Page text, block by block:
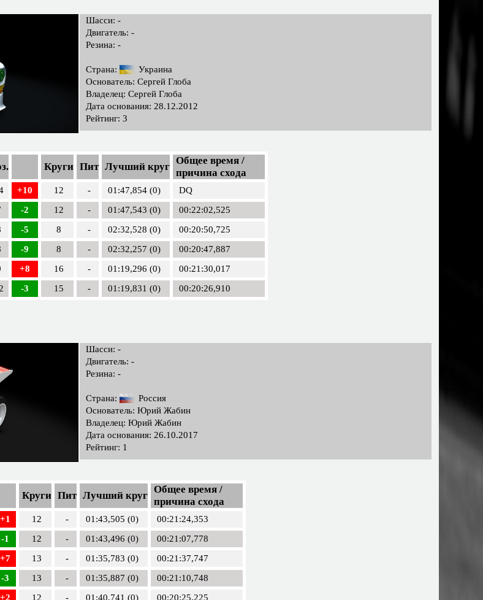
Шасси: -
Двигатель: -
Резина: -
Страна:
Украина
Основатель: Сергей Глоба
Владелец: Сергей Глоба
Дата основания: 28.12.2012
Рейтинг: 3
Круги Пит Лучший круг
Общее время /
причина схода
+10 12 - 01:47,854 (0)
DQ
-2 12 - 01:47,543 (0)
00:22:02,525
-5 8 - 02:32,528 (0)
00:20:50,725
-9 8 - 02:32,257 (0)
00:20:47,887
+8 16 - 01:19,296 (0)
00:21:30,017
-3 15 - 01:19,831 (0) 00:20:26,910
Шасси: -
Двигатель: -
Резина: -
Страна:
Россия
Основатель: Юрий Жабин
Владелец: Юрий Жабин
Дата основания: 26.10.2017
Рейтинг: 1
Круги Пит Лучший круг
Общее время /
причина схода
+1 12 - 01:43,505 (0)
00:21:24,353
-1 12 - 01:43,496 (0)
00:21:07,778
+7 13 - 01:35,783 (0)
00:21:37,747
-3 13 - 01:35,887 (0)
00:21:10,748
+2 12 - 01:40,741 (0)
00:20:25,225